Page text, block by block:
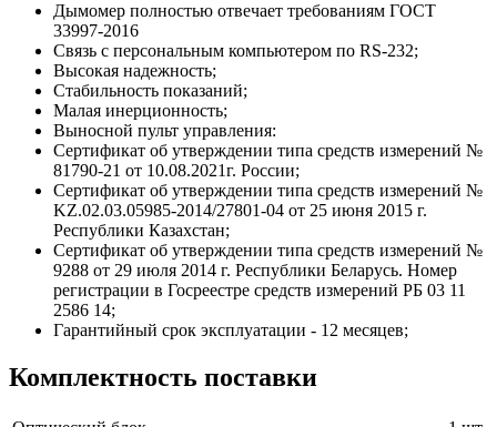
Дымомер полностью отвечает требованиям ГОСТ
33997-2016
Связь с персональным компьютером по RS-232;
Высокая надежность;
Стабильность показаний;
Малая инерционность;
Выносной пульт управления:
Сертификат об утверждении типа средств измерений №
81790-21 от 10.08.2021г. России;
Сертификат об утверждении типа средств измерений №
KZ.02.03.05985-2014/27801-04 от 25 июня 2015 г.
Республики Казахстан;
Сертификат об утверждении типа средств измерений №
9288 от 29 июля 2014 г. Республики Беларусь. Номер
регистрации в Госреестре средств измерений РБ 03 11
2586 14;
Гарантийный срок эксплуатации - 12 месяцев;
Комплектность поставки